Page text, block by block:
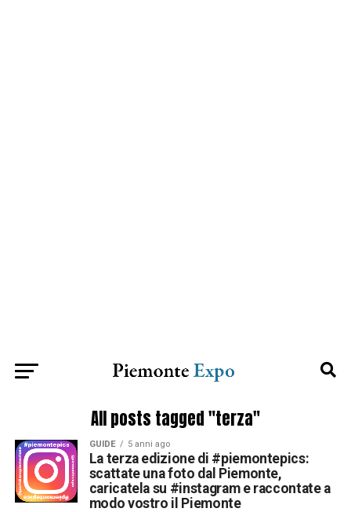
All posts tagged "terza"
GUIDE 5 anni ago
La terza edizione di #piemontepics:
scattate una foto dal Piemonte,
caricatela su #instagram e raccontate a
modo vostro il Piemonte